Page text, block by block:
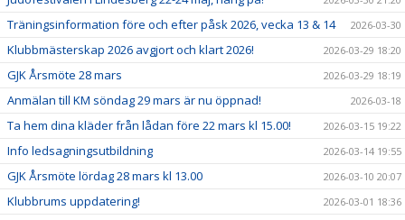
Träningsinformation före och efter påsk 2026, vecka 13 & 14 2026-03-30
Klubbmästerskap 2026 avgjort och klart 2026! 2026-03-29 18:20
GJK Årsmöte 28 mars 2026-03-29 18:19
Anmälan till KM söndag 29 mars är nu öppnad! 2026-03-18
Ta hem dina kläder från lådan före 22 mars kl 15.00! 2026-03-15 19:22
Info ledsagningsutbildning 2026-03-14 19:55
GJK Årsmöte lördag 28 mars kl 13.00 2026-03-10 20:07
Klubbrums uppdatering! 2026-03-01 18:36